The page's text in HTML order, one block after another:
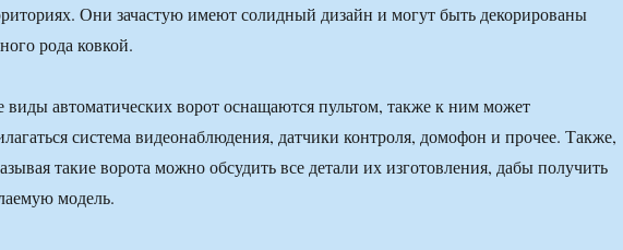
Они зачастую имеют солидный дизайн и могут быть декорированы
рода ковкой.
виды автоматических ворот оснащаются пультом, также к ним может
система видеонаблюдения, датчики контроля, домофон и прочее. Также,
такие ворота можно обсудить все детали их изготовления, дабы получить
модель.